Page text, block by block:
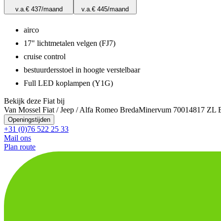
v.a.€ 437/maand
v.a.€ 445/maand
airco
17" lichtmetalen velgen (FJ7)
cruise control
bestuurdersstoel in hoogte verstelbaar
Full LED koplampen (Y1G)
Bekijk deze Fiat bij
Van Mossel Fiat / Jeep / Alfa Romeo BredaMinervum 70014817 ZL
Openingstijden
+31 (0)76 522 25 33
Mail ons
Plan route